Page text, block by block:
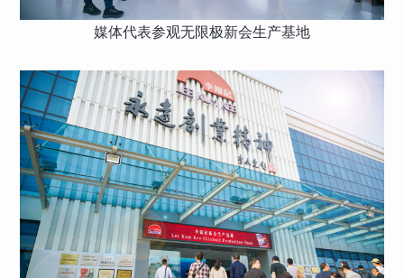
媒体代表参观无限极新会生产基地